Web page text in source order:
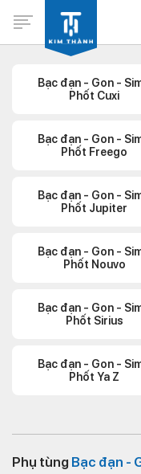
Bạc đạn - Gon -
Phốt Cuxi
Bạc đạn - Gon -
Phốt Freego
Bạc đạn - Gon -
Phốt Jupiter
Bạc đạn - Gon -
Phốt Nouvo
Bạc đạn - Gon -
Phốt Sirius
Bạc đạn - Gon -
Phốt Ya Z
Phụ tùng Bạc đạn -